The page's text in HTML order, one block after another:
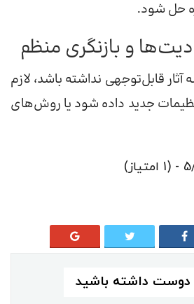
حل شود.
و بازنگری منظم
آثار قابل‌توجهی نداشته باشد، لازم
جدید داده شود یا روش‌های
داشته باشید